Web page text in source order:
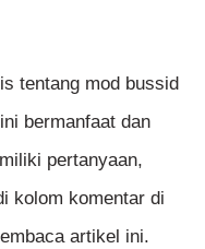
tentang mod bussid
bermanfaat dan
pertanyaan,
kolom komentar di
artikel ini.